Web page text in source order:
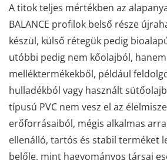
A titok teljes mértékben az
BALANCE profilok belső része
készül, külső rétegük pedig
utóbbi pedig nem kőolajból,
melléktermékekből, például
hulladékból vagy használt
típusú PVC nem vesz el az
erőforrásaiból, mégis alkalmas
ellenálló, tartós és stabil terméket
belőle, mint hagyományos társai